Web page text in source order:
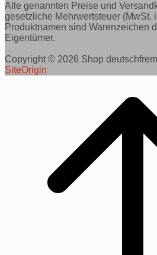
Alle genannten Preise und
gesetzliche Mehrwertsteuer (MwSt.
Produktnamen sind Warenzeichen
Eigentümer.
Copyright © 2026 Shop
SiteOrigin